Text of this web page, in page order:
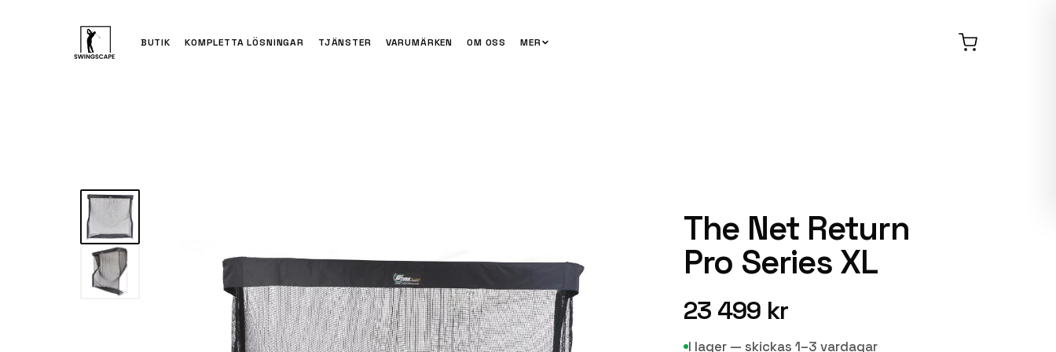
BUTIK KOMPLETTA LÖSNINGAR TJÄNSTER VARUMÄRKEN OM OSS MER
The Net Return
Pro Series XL
23 499 kr
I lager — skickas 1–3 vardagar